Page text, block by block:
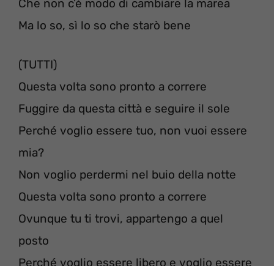
Che non c’è modo di cambiare la marea
Ma lo so, sì lo so che starò bene
(TUTTI)
Questa volta sono pronto a correre
Fuggire da questa città e seguire il sole
Perché voglio essere tuo, non vuoi essere
mia?
Non voglio perdermi nel buio della notte
Questa volta sono pronto a correre
Ovunque tu ti trovi, appartengo a quel
posto
Perché voglio essere libero e voglio essere